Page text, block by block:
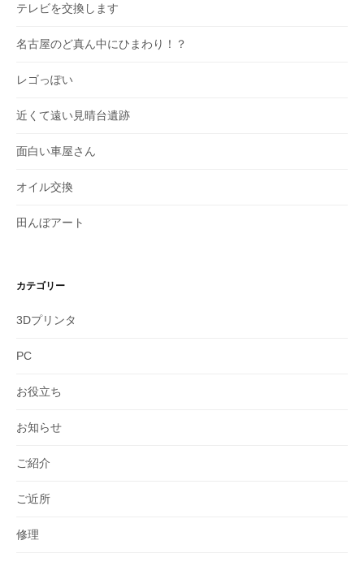
テレビを交換します
名古屋のど真ん中にひまわり！？
レゴっぽい
近くて遠い見晴台遺跡
面白い車屋さん
オイル交換
田んぼアート
カテゴリー
3Dプリンタ
PC
お役立ち
お知らせ
ご紹介
ご近所
修理